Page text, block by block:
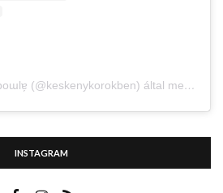
˙uǝqʞo̤ɹo̤ʞ ʎuǝʞsǝʞ ıupoɯlɐ̗ (@keskenykorokben) által megosztott bejegyzés
INSTAGRAM